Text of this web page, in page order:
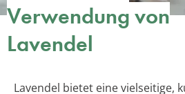
Verwendung von
Lavendel
Lavendel bietet eine vielseitige,